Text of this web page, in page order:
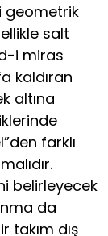
geometrik
salt
i miras
kaldıran
altına
farklı
belirleyecek
da
takım dış